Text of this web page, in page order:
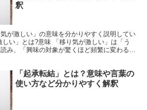
釈
が激しい」の意味を分かりやすく説明してい
い」とは?意味 「移り気が激しい」は「う
み、「興味の対象が驚くほど頻繁に変わるこ
「起承転結」とは？意味や言葉の
使い方など分かりやすく解釈